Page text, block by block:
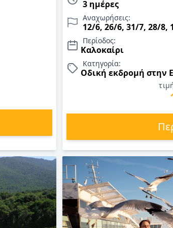
συνοδός. Τιμές για Καλοκαίρι
3 ημέρες
Αναχωρήσεις:
12/6, 26/6, 31/7, 28/8,
Περίοδος:
Καλοκαίρι
Κατηγορία:
Οδική εκδρομή στην